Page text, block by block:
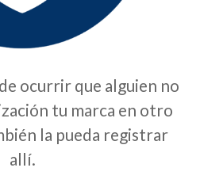
ocurrir que alguien no
tu marca en otro
la pueda registrar
allí.